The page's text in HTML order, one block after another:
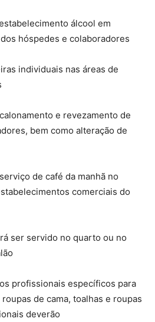
álcool em
hóspedes e colaboradores
individuais nas áreas de
e revezamento de
bem como alteração de
de café da manhã no
comerciais do
ser servido no quarto ou no
profissionais específicos para
de cama, toalhas e roupas
deverão